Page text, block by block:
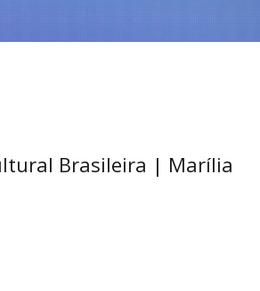
Brasileira | Marília